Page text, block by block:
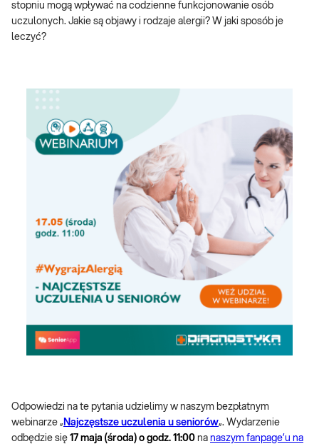
stopniu mogą wpływać na codzienne funkcjonowanie osób
uczulonych. Jakie są objawy i rodzaje alergii? W jaki sposób je
leczyć?
Odpowiedzi na te pytania udzielimy w naszym bezpłatnym
webinarze „ Najczęstsze uczulenia u seniorów„. Wydarzenie
odbędzie się 17 maja (środa) o godz. 11:00 na naszym fanpage’u na